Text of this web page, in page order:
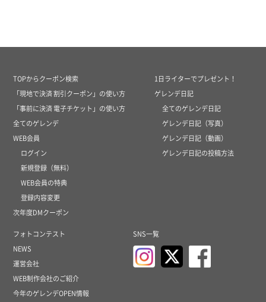
TOPからクーポン検索
「現地で決済 割引クーポン」の使い方
「事前に決済 電子チケット」の使い方
全てのゲレンデ
WEB会員
ログイン
新規登録（無料）
WEB会員の特典
登録内容変更
次年度DMクーポン
1日ライターでプレゼント！
ゲレンデ日記
全てのゲレンデ日記
ゲレンデ日記（写真）
ゲレンデ日記（動画）
ゲレンデ日記の投稿方法
フォトコンテスト
NEWS
運営会社
WEB制作会社のご紹介
今年のゲレンデOPEN情報
SNS一覧